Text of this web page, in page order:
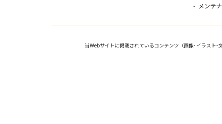
メンテ
当Webサイトに掲載されているコンテンツ （画像･イラスト